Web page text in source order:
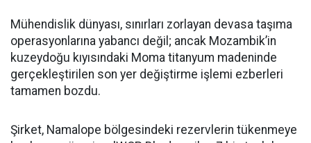
Mühendislik dünyası, sınırları zorlayan devasa taşıma
operasyonlarına yabancı değil; ancak Mozambik’in
kuzeydoğu kıyısındaki Moma titanyum madeninde
gerçekleştirilen son yer değiştirme işlemi ezberleri
tamamen bozdu.
Şirket, Namalope bölgesindeki rezervlerin tükenmeye